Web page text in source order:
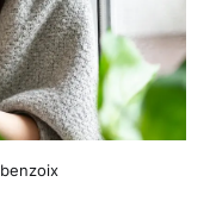
benzoix